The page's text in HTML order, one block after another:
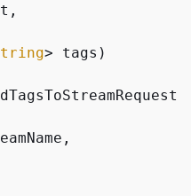
> tags )